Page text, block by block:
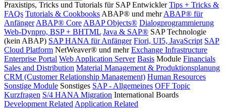
Praxistips, Tricks und Tutorials für SAP Entwickler Tips + Tricks &
FAQs Tutorials & Cookbooks ABAP® und mehr ABAP® für
Anfänger ABAP® Core ABAP Objects® Dialogprogrammierung
Web-Dynpro, BSP + BHTML Java & SAP® SAP Technologie
(kein ABAP) SAP HANA für Anfänger Fiori, UI5, JavaScript SAP
Cloud Platform NetWeaver® und mehr Exchange Infrastructure
Enterprise Portal Web Application Server Basis Module Financials
Sales and Distribution Material Management & Produktionsplanung
CRM (Customer Relationship Management) Human Resources
Sonstige Module Sonstiges SAP - Allgemeines OFF Topic
Kurzfragen S/4 HANA Migration International Boards
Development Related Application Related